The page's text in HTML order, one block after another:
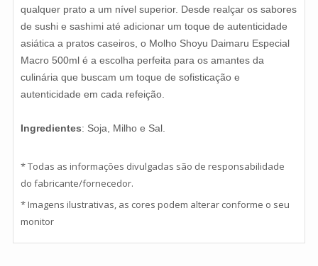
qualquer prato a um nível superior. Desde realçar os sabores
de sushi e sashimi até adicionar um toque de autenticidade
asiática a pratos caseiros, o Molho Shoyu Daimaru Especial
Macro 500ml é a escolha perfeita para os amantes da
culinária que buscam um toque de sofisticação e
autenticidade em cada refeição.
Ingredientes: Soja, Milho e Sal.
* Todas as informações divulgadas são de responsabilidade
do fabricante/fornecedor.
* Imagens ilustrativas, as cores podem alterar conforme o seu
monitor